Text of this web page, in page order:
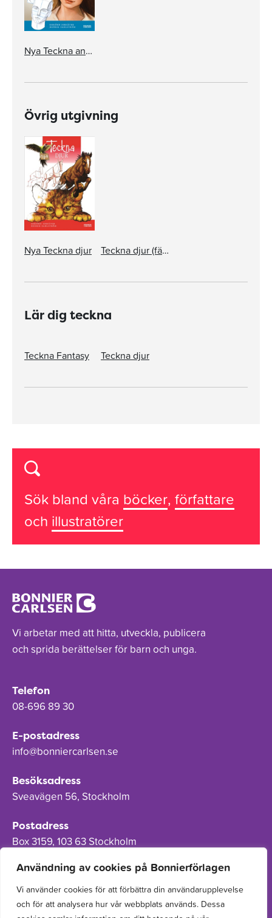
Användning av cookies på Bonnierförlagen
Vi använder cookies för att förbättra din användarupplevelse
och för att analysera hur vår webbplats används. Dessa
Nya Teckna ansikten
Övrig utgivning
Nya Teckna djur Teckna djur (färgversionen)
Lär dig teckna
Teckna Fantasy Teckna djur
Sök bland våra böcker, författare
och illustratörer
Vi arbetar med att hitta, utveckla, publicera
och sprida berättelser för barn och unga.
Telefon
08-696 89 30
E-postadress
info@bonniercarlsen.se
Besöksadress
Sveavägen 56, Stockholm
Postadress
Box 3159, 103 63 Stockholm
Om Bonnierförlagen